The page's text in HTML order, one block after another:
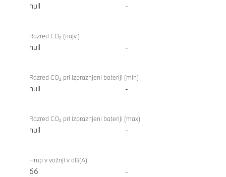
null -
Razred CO₂ (najv.)
null -
Razred CO₂ pri izpraznjeni bateriji (min)
null -
Razred CO₂ pri izpraznjeni bateriji (max)
null -
Hrup v vožnji v dB(A)
66 -